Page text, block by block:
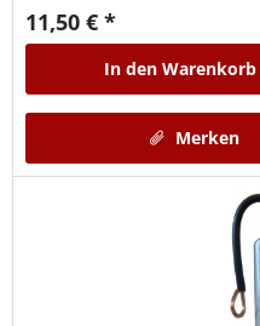
11,50 € *
In den Warenkorb
Merken